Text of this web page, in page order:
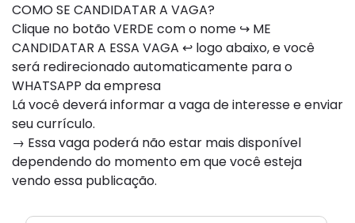
COMO SE CANDIDATAR A VAGA?
Clique no botão VERDE com o nome ↪ ME
CANDIDATAR A ESSA VAGA ↩ logo abaixo, e você
será redirecionado automaticamente para o
WHATSAPP da empresa
Lá você deverá informar a vaga de interesse e enviar
seu currículo.
→ Essa vaga poderá não estar mais disponível
dependendo do momento em que você esteja
vendo essa publicação.